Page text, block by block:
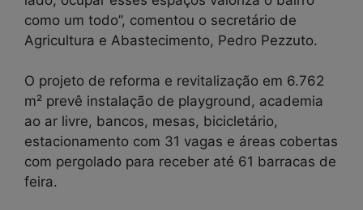
como um todo”, comentou o secretário de
Agricultura e Abastecimento, Pedro Pezzuto.
O projeto de reforma e revitalização em 6.762
m² prevê instalação de playground, academia
ao ar livre, bancos, mesas, bicicletário,
estacionamento com 31 vagas e áreas cobertas
com pergolado para receber até 61 barracas de
feira.